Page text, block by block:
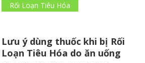
Rối Loạn Tiêu Hóa
Lưu ý dùng thuốc khi bị Rối
Loạn Tiêu Hóa do ăn uống